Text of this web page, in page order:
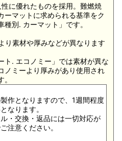
に優れたものを採用。難燃焼
ーマットに求められる基準をク
別. カーマット」です。
り素材や厚みなどが異なります
ト. エコノミー」では素材が異な
ノミーより厚みがあり使用され
作となりますので、1週間程度
なります。
・交換・返品には一切対応が
注意ください。